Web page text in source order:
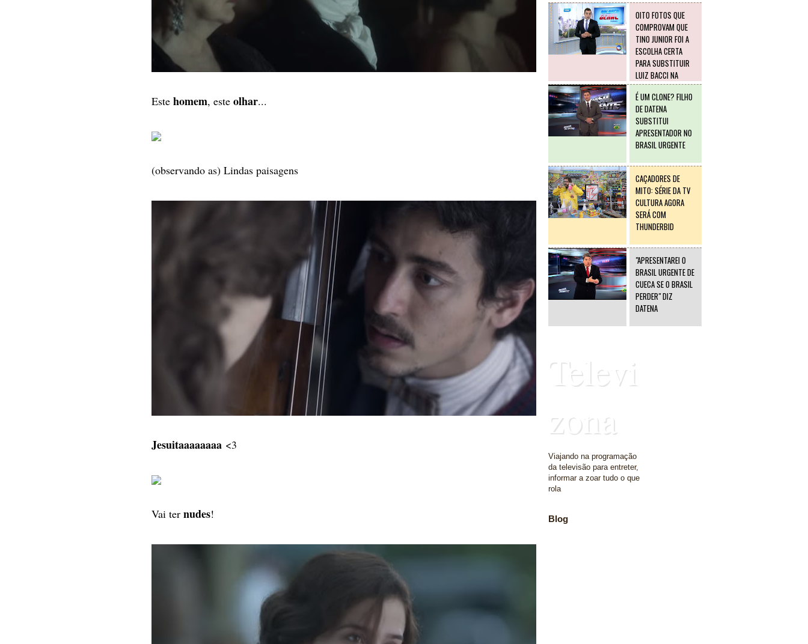
Este homem, este olhar...
(observando as) Lindas paisagens
Jesuitaaaaaaaa <3
Vai ter nudes!
OITO FOTOS QUE
COMPROVAM QUE
TINO JUNIOR FOI A
ESCOLHA CERTA
PARA SUBSTITUIR
LUIZ BACCI NA
RECORD
É UM CLONE? FILHO
DE DATENA
SUBSTITUI
APRESENTADOR NO
BRASIL URGENTE
CAÇADORES DE
MITO: SÉRIE DA TV
CULTURA AGORA
SERÁ COM
THUNDERBID
"APRESENTAREI O
BRASIL URGENTE DE
CUECA SE O BRASIL
PERDER" DIZ
DATENA
Televi
zona
Viajando na programação
da televisão para entreter,
informar a zoar tudo o que
rola
Blog